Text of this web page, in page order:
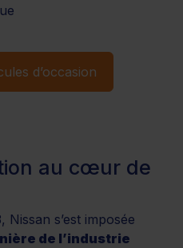
d’occasion
au cœur de
Nissan s’est imposée
de l’industrie